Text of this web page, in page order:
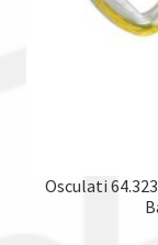
Osculati